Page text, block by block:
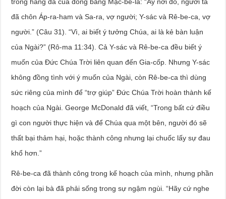
trong hang đá của đồng bằng Mặc-bê-la: “Ấy nơi đó, người ta
đã chôn Áp-ra-ham và Sa-ra, vợ người; Y-sác và Rê-be-ca, vợ
người.” (Câu 31). “Vì, ai biết ý tưởng Chúa, ai là kẻ bàn luận
của Ngài?” (Rô-ma 11:34). Cả Y-sác và Rê-be-ca đều biết ý
muốn của Đức Chúa Trời liên quan đến Gia-cốp. Nhưng Y-sác
không đồng tình với ý muốn của Ngài, còn Rê-be-ca thì dùng
sức riêng của mình để “trợ giúp” Đức Chúa Trời hoàn thành kế
hoạch của Ngài. George McDonald đã viết, “Trong bất cứ điều
gì con người thực hiện và để Chúa qua một bên, người đó sẽ
thất bại thảm hại, hoặc thành công nhưng lại chuốc lấy sự đau
khổ hơn.”
Rê-be-ca đã thành công trong kế hoạch của mình, nhưng phần
đời còn lại bà đã phải sống trong sự ngậm ngùi. “Hãy cứ nghe